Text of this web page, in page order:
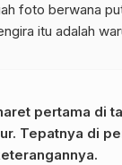
foto berwana
itu adalah
pertama di
Tepatnya di